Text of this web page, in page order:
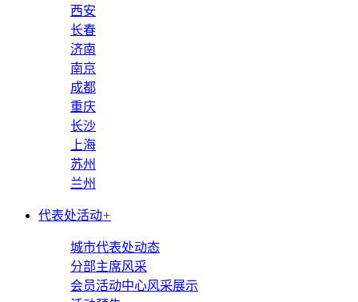
西安
长春
济南
南京
成都
重庆
长沙
上海
苏州
兰州
代表处活动+
城市代表处动态
分部主席风采
会员活动中心风采展示